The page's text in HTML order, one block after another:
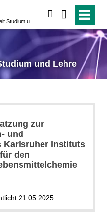
und Lehre
zur
und
Karlsruher Instituts
den
21.05.2025